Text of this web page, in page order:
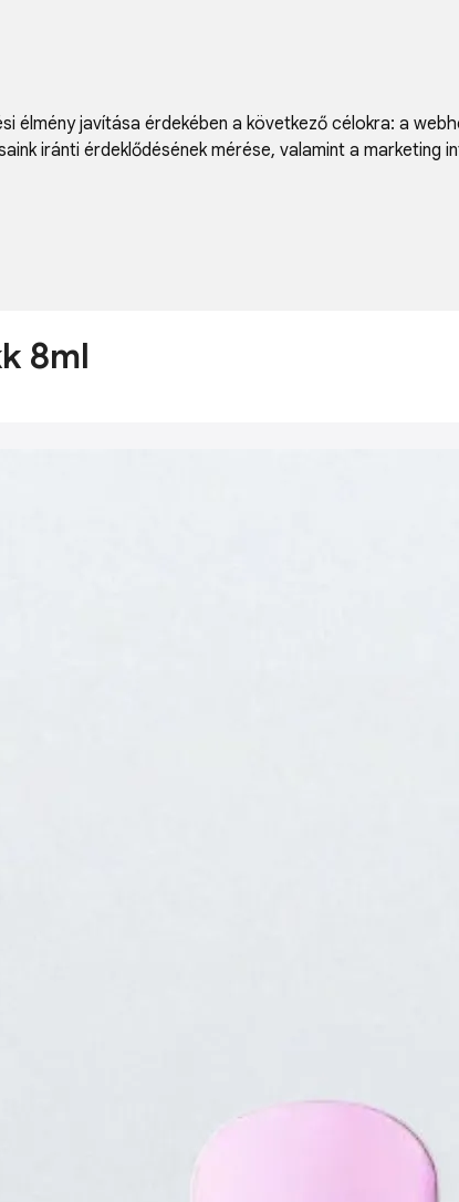
élmény javítása érdekében a következő célokra: a
iránti érdeklődésének mérése, valamint a marketing
8ml